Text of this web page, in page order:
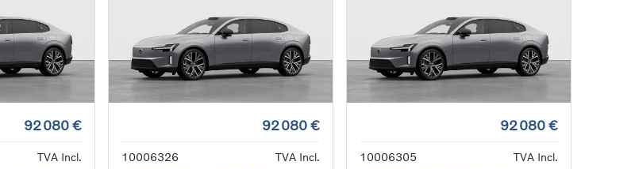
92 080 €
TVA Incl.
92 080 €
10006326
TVA Incl.
92 080 €
10006305
TVA Incl.